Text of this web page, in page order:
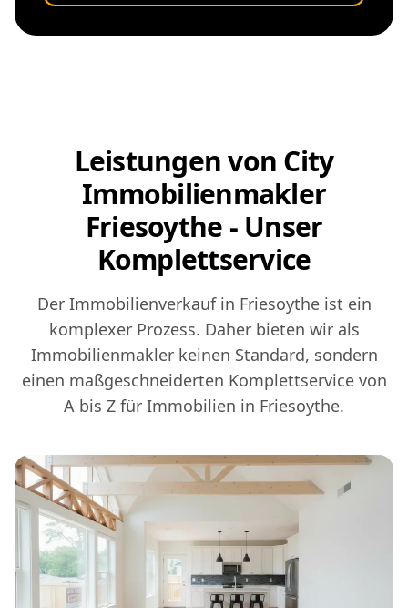
Leistungen von City
Immobilienmakler
Friesoythe - Unser
Komplettservice
Der Immobilienverkauf in Friesoythe ist ein
komplexer Prozess. Daher bieten wir als
Immobilienmakler keinen Standard, sondern
einen maßgeschneiderten Komplettservice von
A bis Z für Immobilien in Friesoythe.